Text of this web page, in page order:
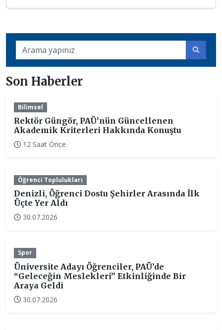
Son Haberler
Bilimsel
Rektör Güngör, PAÜ’nün Güncellenen
Akademik Kriterleri Hakkında Konuştu
12 Saat Önce
Öğrenci Toplulukları
Denizli, Öğrenci Dostu Şehirler Arasında İlk
Üçte Yer Aldı
30.07.2026
Spor
Üniversite Adayı Öğrenciler, PAÜ’de
“Geleceğin Meslekleri” Etkinliğinde Bir
Araya Geldi
30.07.2026